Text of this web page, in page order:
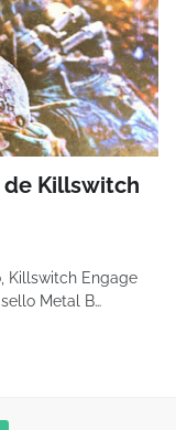
de Killswitch
Killswitch Engage
Metal B…